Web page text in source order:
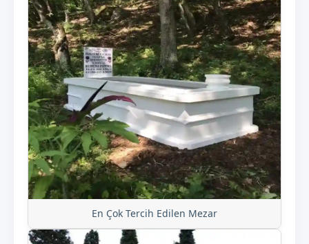
En Çok Tercih Edilen Mezar